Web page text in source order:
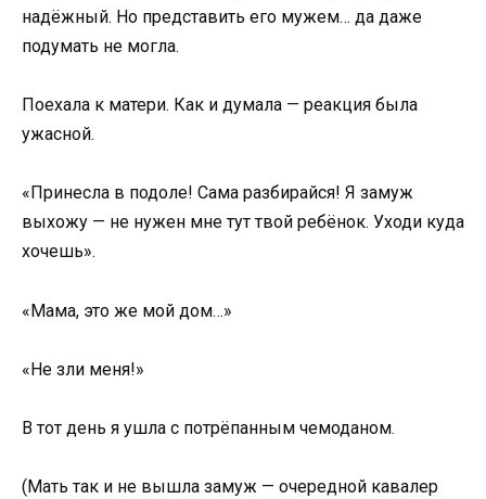
надёжный. Но представить его мужем… да даже
подумать не могла.
Поехала к матери. Как и думала — реакция была
ужасной.
«Принесла в подоле! Сама разбирайся! Я замуж
выхожу — не нужен мне тут твой ребёнок. Уходи куда
хочешь».
«Мама, это же мой дом…»
«Не зли меня!»
В тот день я ушла с потрёпанным чемоданом.
(Мать так и не вышла замуж — очередной кавалер